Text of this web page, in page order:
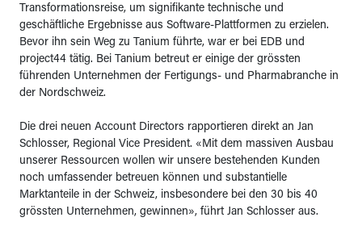
Transformationsreise, um signifikante technische und
geschäftliche Ergebnisse aus Software-Plattformen zu erzielen.
Bevor ihn sein Weg zu Tanium führte, war er bei EDB und
project44 tätig. Bei Tanium betreut er einige der grössten
führenden Unternehmen der Fertigungs- und Pharmabranche in
der Nordschweiz.
Die drei neuen Account Directors rapportieren direkt an Jan
Schlosser, Regional Vice President. «Mit dem massiven Ausbau
unserer Ressourcen wollen wir unsere bestehenden Kunden
noch umfassender betreuen können und substantielle
Marktanteile in der Schweiz, insbesondere bei den 30 bis 40
grössten Unternehmen, gewinnen», führt Jan Schlosser aus.